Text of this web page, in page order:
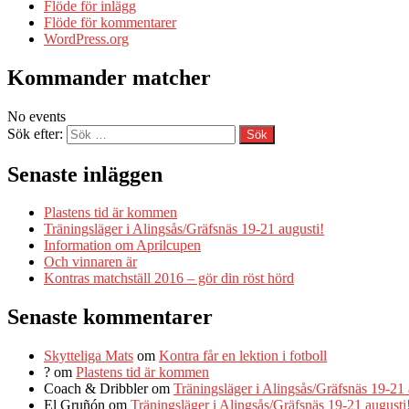
Flöde för inlägg
Flöde för kommentarer
WordPress.org
Kommander matcher
No events
Sök efter:
Senaste inläggen
Plastens tid är kommen
Träningsläger i Alingsås/Gräfsnäs 19-21 augusti!
Information om Aprilcupen
Och vinnaren är
Kontras matchställ 2016 – gör din röst hörd
Senaste kommentarer
Skytteliga Mats om Kontra får en lektion i fotboll
? om Plastens tid är kommen
Coach & Dribblerom Träningsläger i Alingsås/Gräfsnäs 19-21
El Gruñón om Träningsläger i Alingsås/Gräfsnäs 19-21 augusti!